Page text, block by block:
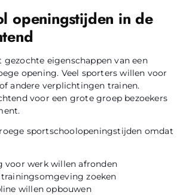
openingstijden in de
gezochte eigenschappen van een
opening. Veel sporters willen voor
andere verplichtingen trainen.
voor een grote groep bezoekers
sportschoolopeningstijden omdat
voor werk willen afronden
zoeken
willen opbouwen